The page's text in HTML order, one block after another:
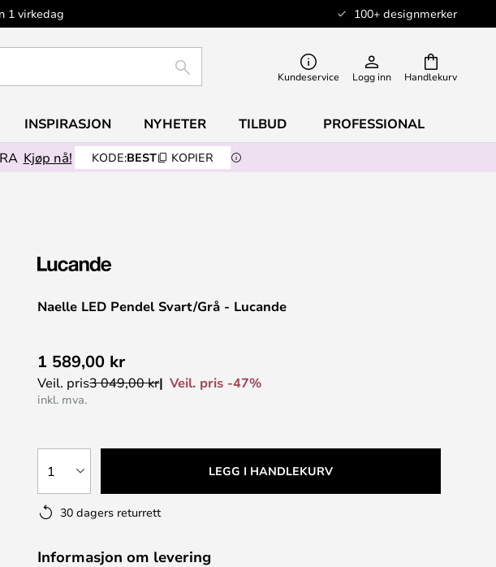
1 virkedag 100+ designmerker
Handlekurv
SØK Kundeservice Logg inn
INSPIRASJON NYHETER TILBUD
PROFESSIONAL
Kjøp nå! KODE:BEST KOPIER
Naelle LED Pendel Svart/Grå - Lucande
1 589,00 kr
Veil. pris3 049,00 kr Veil. pris -47%
inkl. mva.
1 LEGG I HANDLEKURV
30 dagers returrett
Informasjon om levering